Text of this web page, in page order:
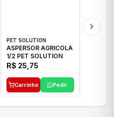
PET SOLUTION
ASPERSOR AGRICOLA
1/2 PET SOLUTION
R$ 25,75
Carrinho Pedir